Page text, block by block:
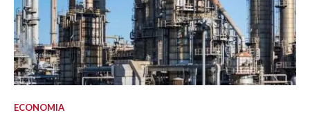
ECONOMIA